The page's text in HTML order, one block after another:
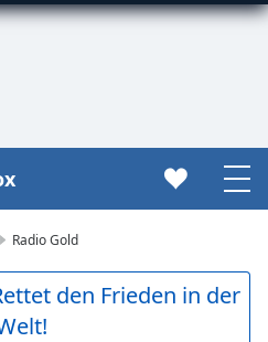
Radio Gold
den Frieden in der